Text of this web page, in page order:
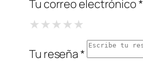
Tu correo electrónico *
★1 Star
★★2 Stars
★★★3 Stars
★★★★4 Stars
★★★★★
Tu reseña *